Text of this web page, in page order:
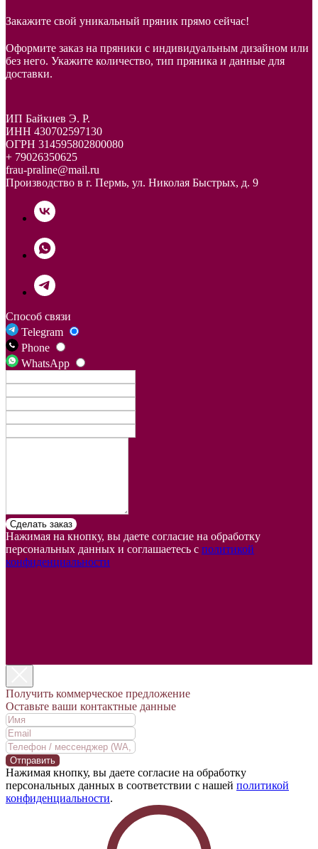
Закажите свой уникальный пряник прямо сейчас!
Оформите заказ на пряники с индивидуальным дизайном или
без него. Укажите количество, тип пряника и данные для
доставки.
ИП Байкиев Э. Р.
ИНН 430702597130
ОГРН 314595802800080
+ 79026350625
frau-praline@mail.ru
Производство в г. Пермь, ул. Николая Быстрых, д. 9
Способ связи
Telegram
Phone
WhatsApp
Сделать заказ
Нажимая на кнопку, вы даете согласие на обработку
персональных данных и соглашаетесь c политикой
конфиденциальности
Получить коммерческое предложение
Оставьте ваши контактные данные
Отправить
Нажимая кнопку, вы даете согласие на обработку
персональных данных в соответствии с нашей политикой
конфиденциальности.